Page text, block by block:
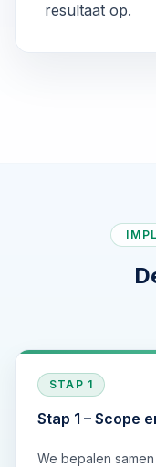
resultaat op.
STAP 1
Stap 1 – Scope
We bepalen